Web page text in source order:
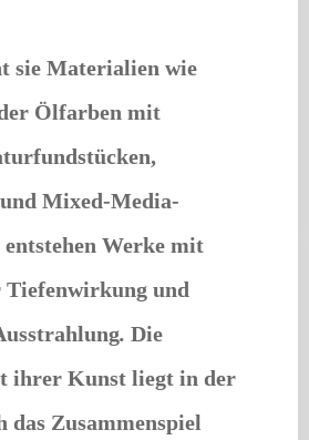
sie Materialien wie
Ölfarben mit
Mixed-Media-
entstehen Werke mit
Tiefenwirkung und
. Die
ihrer Kunst liegt in der
Zusammenspiel